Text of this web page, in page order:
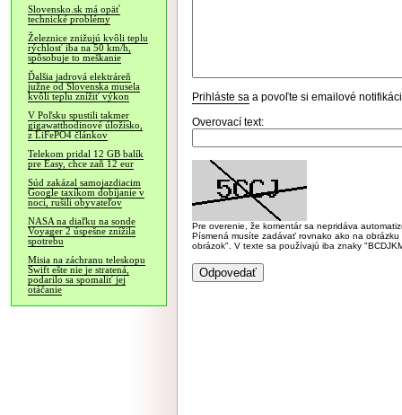
Slovensko.sk má opäť
technické problémy
Železnice znižujú kvôli teplu
rýchlosť iba na 50 km/h,
spôsobuje to meškanie
Ďalšia jadrová elektráreň
južne od Slovenska musela
kvôli teplu znížiť výkon
V Poľsku spustili takmer
gigawatthodinové úložisko,
z LiFePO4 článkov
Telekom pridal 12 GB balík
pre Easy, chce zaň 12 eur
Súd zakázal samojazdiacim
Google taxíkom dobíjanie v
noci, rušili obyvateľov
NASA na diaľku na sonde
Voyager 2 úspešne znížila
spotrebu
Misia na záchranu teleskopu
Swift ešte nie je stratená,
podarilo sa spomaliť jej
otáčanie
Prihláste sa a povoľte si emailové
Overovací text:
Pre overenie, že komentár sa nepridáva
Písmená musíte zadávať rovnako ako na
obrázok". V texte sa používajú iba znaky